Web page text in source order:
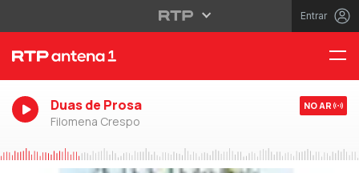
Entrar
Duas de Prosa
Filomena Crespo
NO AR